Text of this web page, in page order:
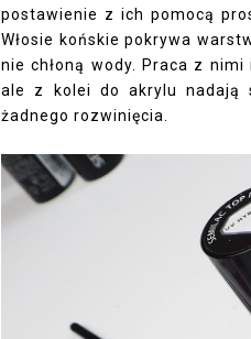
postawienie z ich pomocą
Włosie końskie pokrywa
nie chłoną wody. Praca z
ale z kolei do akrylu nadają
żadnego rozwinięcia.